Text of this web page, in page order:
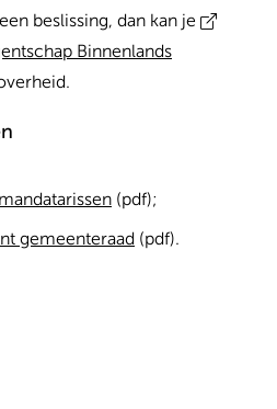
beslissing, dan kan je
Binnenlands
(pdf);
gemeenteraad (pdf).